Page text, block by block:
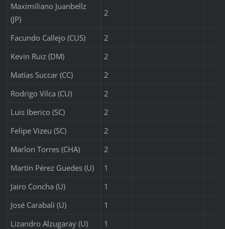
Maximiliano Juanbellz
(JP)
2
Facundo Callejo (CUS)
2
Kevin Ruiz (DM)
2
Matías Succar (CC)
2
Rodrigo Vilca (CU)
2
Luis Iberico (SC)
2
Felipe Vizeu (SC)
2
Marlon Torres (CHA)
2
Martín Pérez Guedes (U)
1
Jairo Concha (U)
1
José Carabalí (U)
1
Lizandro Alzugaray (U)
1